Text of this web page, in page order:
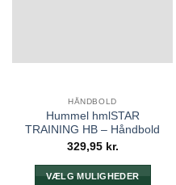
HÅNDBOLD
Hummel hmlSTAR
TRAINING HB – Håndbold
329,95 kr.
VÆLG MULIGHEDER